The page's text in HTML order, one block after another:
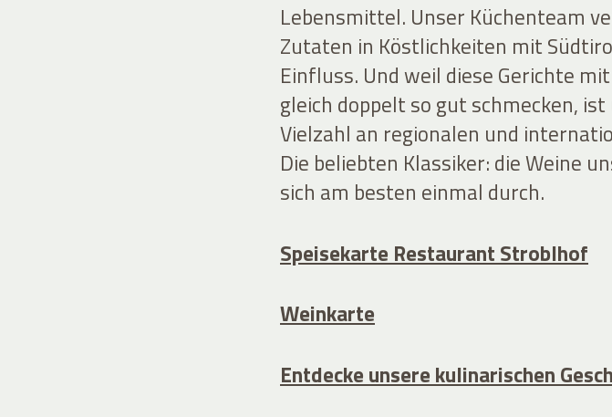
Lebensmittel. Unser Küchenteam
Zutaten in Köstlichkeiten mit
Einfluss. Und weil diese Gerichte
gleich doppelt so gut schmecken,
Vielzahl an regionalen und
Die beliebten Klassiker: die Weine
sich am besten einmal durch.
Speisekarte Restaurant Stroblhof
Weinkarte
Entdecke unsere kulinarischen